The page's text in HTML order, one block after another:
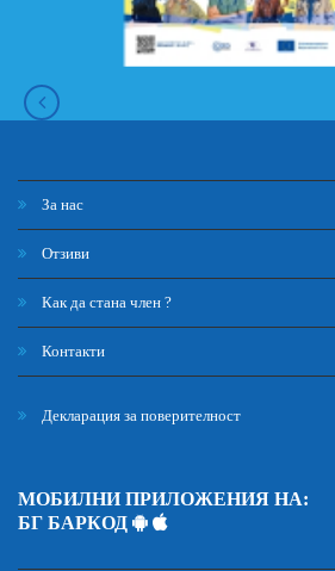
За нас
Отзиви
Как да стана член ?
Контакти
Декларация за поверителност
МОБИЛНИ ПРИЛОЖЕНИЯ НА:
БГ БАРКОД